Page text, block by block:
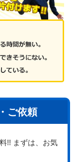
ご依頼
!! まずは、お気